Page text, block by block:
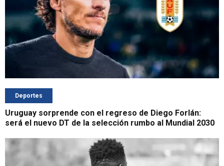
Deportes
Uruguay sorprende con el regreso de Diego Forlán:
será el nuevo DT de la selección rumbo al Mundial 2030